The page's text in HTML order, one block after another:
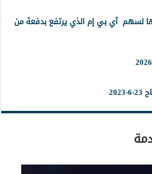
لسهم آي بي إم الذي يرتفع بدفعة من